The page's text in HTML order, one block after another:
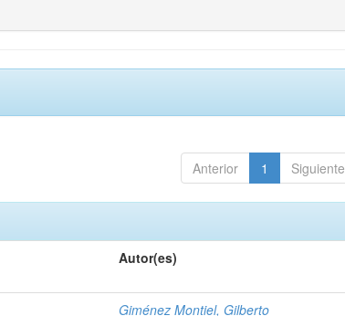
Anterior 1 Siguiente
Autor(es)
Giménez Montiel, Gilberto